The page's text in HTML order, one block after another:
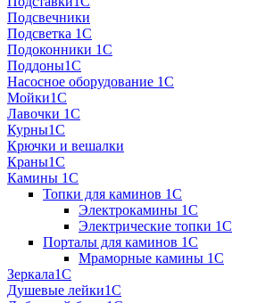
Подсвечники
Подсветка 1С
Подоконники 1С
Поддоны1С
Насосное оборудование 1С
Мойки1С
Лавочки 1С
Курны1С
Крючки и вешалки
Краны1С
Камины 1C
Топки для каминов 1C
Электрокамины 1С
Электрические топки 1C
Порталы для каминов 1С
Мраморные камины 1C
Зеркала1С
Душевые лейки1С